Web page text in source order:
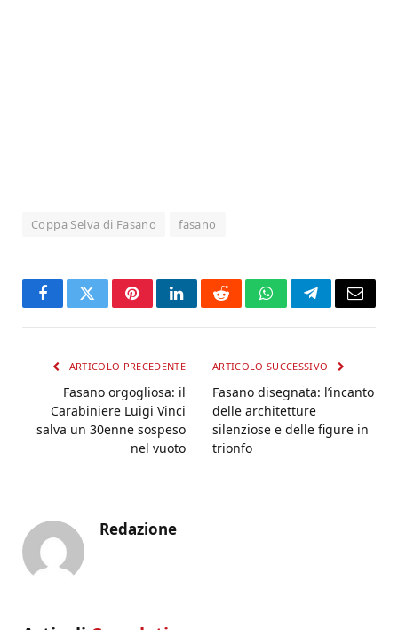
Coppa Selva di Fasano fasano
FacebookTwitterPinterestLinkedInRedditWhatsAppTelegramEmail
ARTICOLO PRECEDENTE
Fasano orgogliosa: il
Carabiniere Luigi Vinci
salva un 30enne sospeso
nel vuoto
ARTICOLO SUCCESSIVO
Fasano disegnata: l’incanto
delle architetture
silenziose e delle figure in
trionfo
Redazione